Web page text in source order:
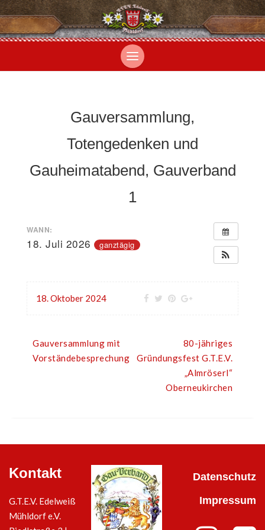
Gauversammlung,
Totengedenken und
Gauheimatabend, Gauverband
1
WANN:
18. Juli 2026 ganztägig
18. Oktober 2024
Gauversammlung mit
Vorständebesprechung
80-jähriges
Gründungsfest G.T.E.V.
„Almröserl“
Oberneukirchen
Kontakt
G.T.E.V. Edelweiß
Mühldorf e.V.
Datenschutz
Impressum